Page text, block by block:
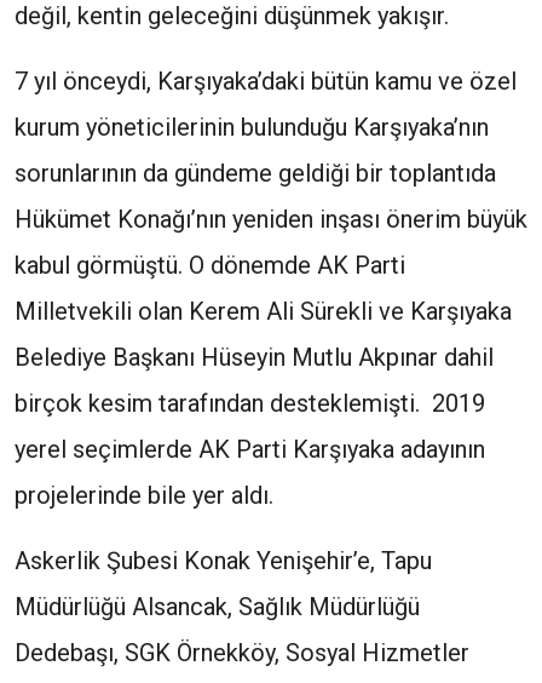
değil, kentin geleceğini düşünmek yakışır.
7 yıl önceydi, Karşıyaka’daki bütün kamu ve özel
kurum yöneticilerinin bulunduğu Karşıyaka’nın
sorunlarının da gündeme geldiği bir toplantıda
Hükümet Konağı’nın yeniden inşası önerim büyük
kabul görmüştü. O dönemde AK Parti
Milletvekili olan Kerem Ali Sürekli ve Karşıyaka
Belediye Başkanı Hüseyin Mutlu Akpınar dahil
birçok kesim tarafından desteklemişti. 2019
yerel seçimlerde AK Parti Karşıyaka adayının
projelerinde bile yer aldı.
Askerlik Şubesi Konak Yenişehir’e, Tapu
Müdürlüğü Alsancak, Sağlık Müdürlüğü
Dedebaşı, SGK Örnekköy, Sosyal Hizmetler